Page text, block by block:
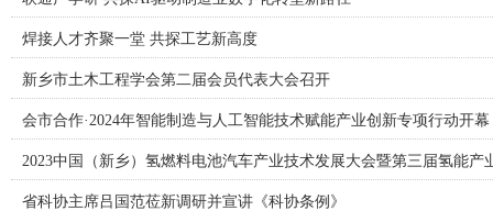
焊接人才齐聚一堂 共探工艺新高度
新乡市土木工程学会第二届会员代表大会召开
会市合作·2024年智能制造与人工智能技术赋能产业创新专项行动开幕
2023中国（新乡）氢燃料电池汽车产业技术发展大会暨第三届氢能产
省科协主席吕国范莅新调研并宣讲《科协条例》